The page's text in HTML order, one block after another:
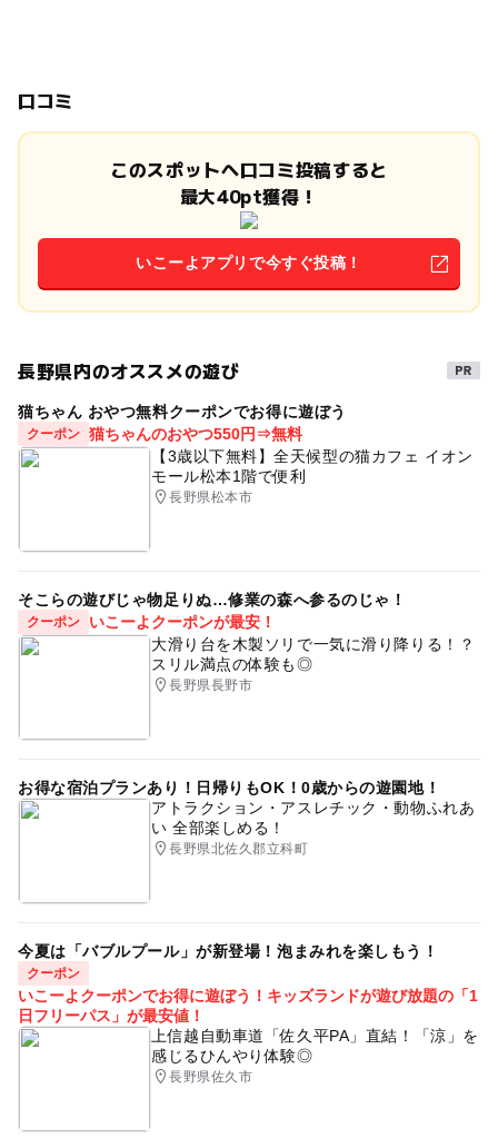
口コミ
このスポットへ口コミ投稿すると
最大40pt獲得！
いこーよアプリで今すぐ投稿！
長野県内のオススメの遊び
猫ちゃん おやつ無料クーポンでお得に遊ぼう
クーポン 猫ちゃんのおやつ550円⇒無料
【3歳以下無料】全天候型の猫カフェ イオン
モール松本1階で便利
長野県松本市
そこらの遊びじゃ物足りぬ…修業の森へ参るのじゃ！
クーポン
いこーよクーポンが最安！
大滑り台を木製ソリで一気に滑り降りる！？
スリル満点の体験も◎
長野県長野市
お得な宿泊プランあり！日帰りもOK！0歳からの遊園地！
アトラクション・アスレチック・動物ふれあ
い 全部楽しめる！
長野県北佐久郡立科町
今夏は「バブルプール」が新登場！泡まみれを楽しもう！
クーポン
いこーよクーポンでお得に遊ぼう！キッズランドが遊び放題の「1
日フリーパス」が最安値！
上信越自動車道「佐久平PA」直結！「涼」を
感じるひんやり体験◎
長野県佐久市